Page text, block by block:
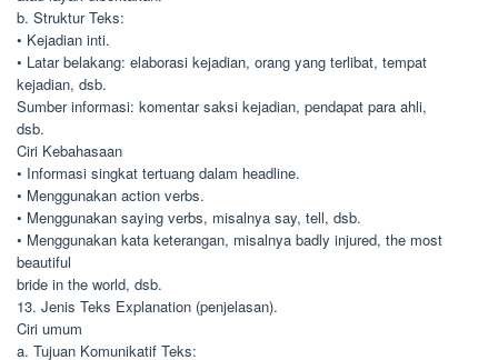
b. Struktur Teks:
• Kejadian inti.
• Latar belakang: elaborasi kejadian, orang yang terlibat, tempat
kejadian, dsb.
Sumber informasi: komentar saksi kejadian, pendapat para ahli,
dsb.
Ciri Kebahasaan
• Informasi singkat tertuang dalam headline.
• Menggunakan action verbs.
• Menggunakan saying verbs, misalnya say, tell, dsb.
• Menggunakan kata keterangan, misalnya badly injured, the most
beautiful
bride in the world, dsb.
13. Jenis Teks Explanation (penjelasan).
Ciri umum
a. Tujuan Komunikatif Teks: